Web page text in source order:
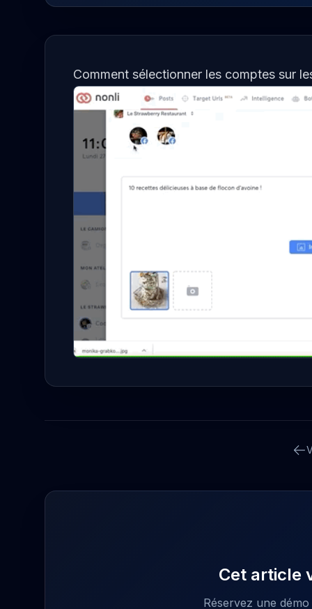
Comment sélectionner les comptes sur
Cet article
Réservez une